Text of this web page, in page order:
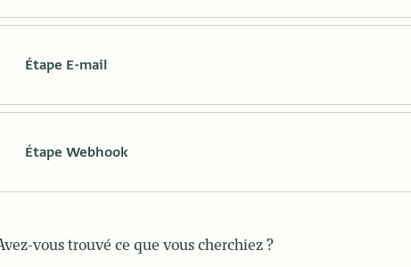
Étape E-mail
Étape Webhook
vous trouvé ce que vous cherchiez ?